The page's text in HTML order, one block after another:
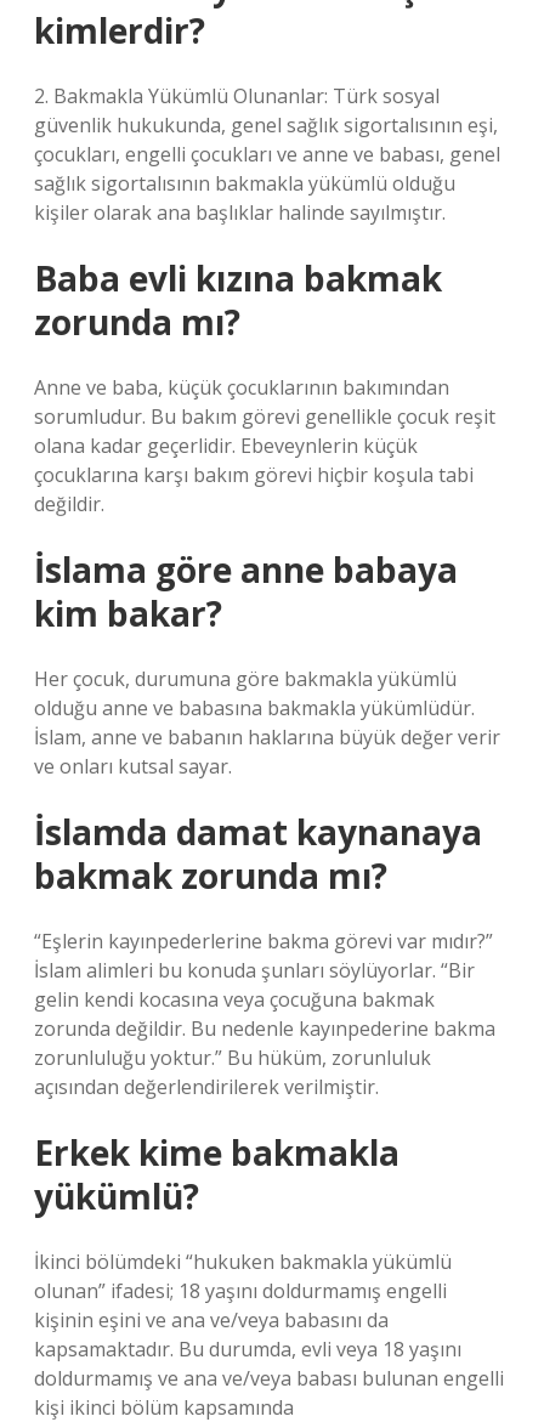
kimlerdir?
2. Bakmakla Yükümlü Olunanlar: Türk sosyal
güvenlik hukukunda, genel sağlık sigortalısının eşi,
çocukları, engelli çocukları ve anne ve babası, genel
sağlık sigortalısının bakmakla yükümlü olduğu
kişiler olarak ana başlıklar halinde sayılmıştır.
Baba evli kızına bakmak
zorunda mı?
Anne ve baba, küçük çocuklarının bakımından
sorumludur. Bu bakım görevi genellikle çocuk reşit
olana kadar geçerlidir. Ebeveynlerin küçük
çocuklarına karşı bakım görevi hiçbir koşula tabi
değildir.
İslama göre anne babaya
kim bakar?
Her çocuk, durumuna göre bakmakla yükümlü
olduğu anne ve babasına bakmakla yükümlüdür.
İslam, anne ve babanın haklarına büyük değer verir
ve onları kutsal sayar.
İslamda damat kaynanaya
bakmak zorunda mı?
“Eşlerin kayınpederlerine bakma görevi var mıdır?”
İslam alimleri bu konuda şunları söylüyorlar. “Bir
gelin kendi kocasına veya çocuğuna bakmak
zorunda değildir. Bu nedenle kayınpederine bakma
zorunluluğu yoktur.” Bu hüküm, zorunluluk
açısından değerlendirilerek verilmiştir.
Erkek kime bakmakla
yükümlü?
İkinci bölümdeki “hukuken bakmakla yükümlü
olunan” ifadesi; 18 yaşını doldurmamış engelli
kişinin eşini ve ana ve/veya babasını da
kapsamaktadır. Bu durumda, evli veya 18 yaşını
doldurmamış ve ana ve/veya babası bulunan engelli
kişi ikinci bölüm kapsamında